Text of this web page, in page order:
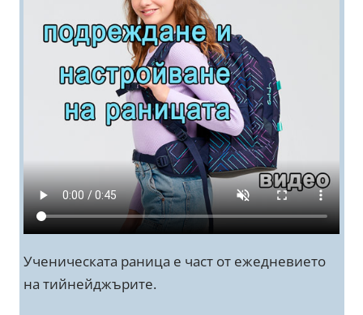
Ученическата раница е част от ежедневието
на тийнейджърите.